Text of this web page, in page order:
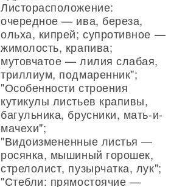
Листорасположение:
очередное — ива, береза,
ольха, кипрей; супротивное —
жимолость, крапива;
мутовчатое — лилия слабая,
триллиум, подмаренник";
"Особенности строения
кутикулы листьев крапивы,
багульника, брусники, мать-и-
мачехи";
"Видоизмененные листья —
росянка, мышиный горошек,
стрелолист, пузырчатка, лук";
"Стебли: прямостоячие —